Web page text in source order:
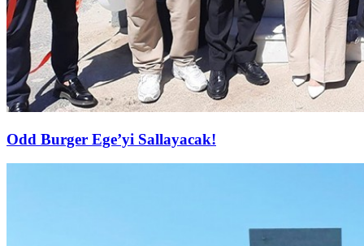
Odd Burger Ege’yi Sallayacak!